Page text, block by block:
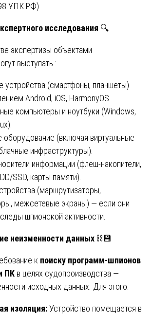
УПК РФ).
исследования 🔍
экспертизы объектами
выступать :
устройства (смартфоны, планшеты)
Android, iOS, HarmonyOS.
компьютеры и ноутбуки (Windows,
оборудование (включая виртуальные
инфраструктуры).
информации (флеш-накопители,
SSD, карты памяти).
(маршрутизаторы,
межсетевые экраны) — если они
шпионской активности.
неизменности данных ⛓️💾
к поиску программ-шпионов
ПК в целях судопроизводства —
исходных данных. Для этого:
изоляция:Устройство помещается в